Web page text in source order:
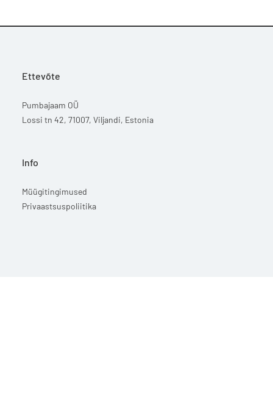
Ettevõte
Pumbajaam OÜ
Lossi tn 42, 71007, Viljandi, Estonia
Info
Müügitingimused
Privaastsuspoliitika